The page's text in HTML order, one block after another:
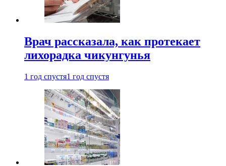
Врач рассказала, как протекает
лихорадка чикунгунья
1 год спустя1 год спустя